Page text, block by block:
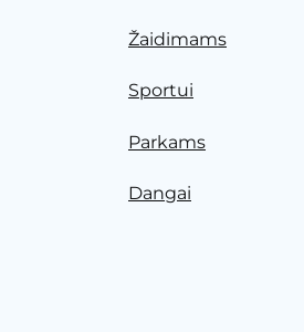
Žaidimams
Sportui
Parkams
Dangai